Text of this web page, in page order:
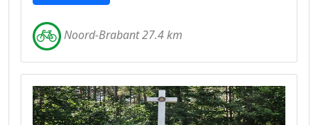
Noord-Brabant 27.4 km